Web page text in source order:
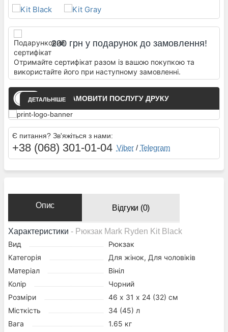
200 грн у подарунок до замовлення!
Отримайте сертифікат разом із вашою покупкою та
використайте його при наступному замовленні.
ЗАМОВИТИ ПОСЛУГУ ДРУКУ
ДЕТАЛЬНІШЕ
Є питання? Зв'яжіться з нами:
+38 (068) 301-01-04 Viber/ Telegram
Опис Відгуки (0)
Характеристики - Рюкзак Mark Ryden Kit Black
Вид
Рюкзак
Категорія
Для жінок, Для чоловіків
Матеріал
Вініл
Колір
Чорний
Розміри
46 х 31 х 24 (32) см
Місткість
34 (45) л
Вага
1.65 кг